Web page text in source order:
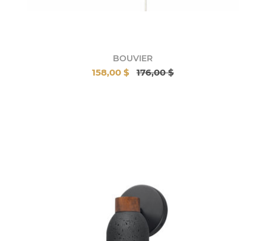
BOUVIER
158,00 $ 176,00 $